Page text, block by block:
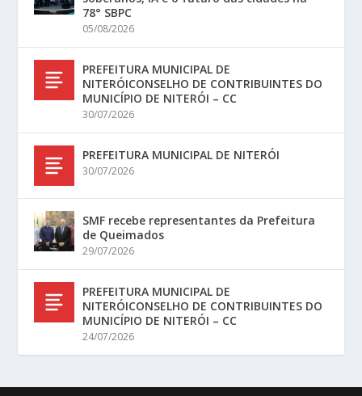
78° SBPC
05/08/2026
PREFEITURA MUNICIPAL DE
NITERÓICONSELHO DE CONTRIBUINTES DO
MUNICÍPIO DE NITERÓI – CC
30/07/2026
PREFEITURA MUNICIPAL DE NITERÓI
30/07/2026
SMF recebe representantes da Prefeitura
de Queimados
29/07/2026
PREFEITURA MUNICIPAL DE
NITERÓICONSELHO DE CONTRIBUINTES DO
MUNICÍPIO DE NITERÓI – CC
24/07/2026